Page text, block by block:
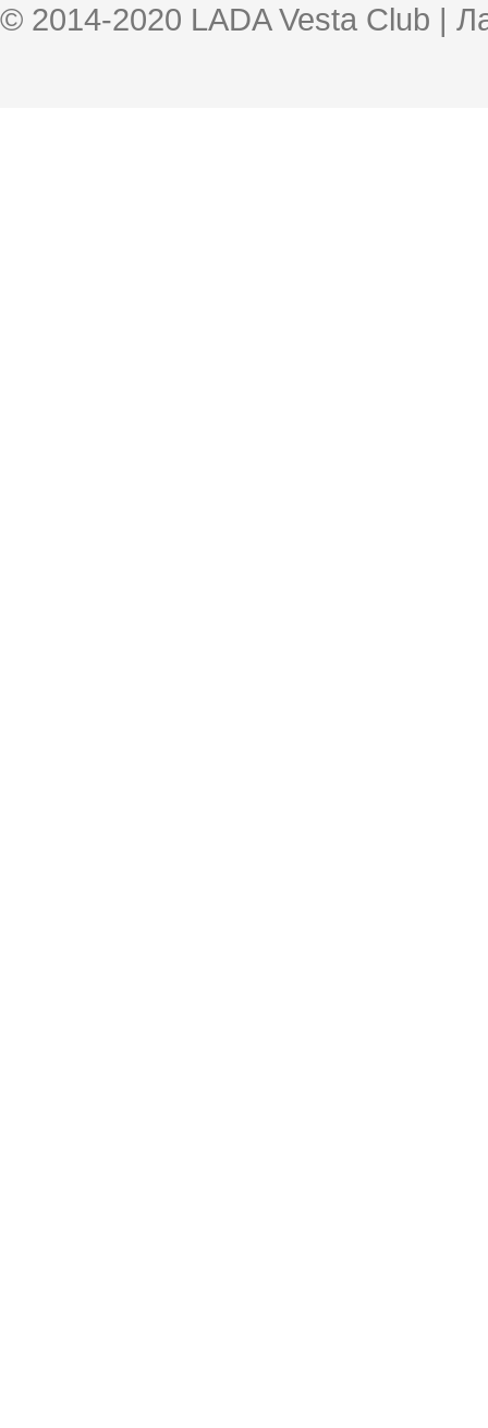
© 2014-2020 LADA Vesta Club |